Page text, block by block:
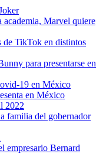
academia, Marvel quiere
de TikTok en distintos
para presentarse en
19 en México
en México
2022
familia del gobernador
empresario Bernard